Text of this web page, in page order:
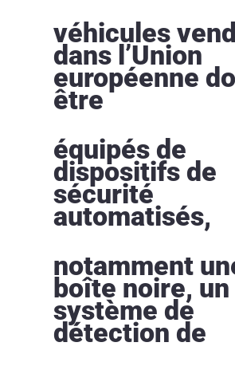
véhicules
dans l’Union
européenne
être
équipés de
dispositifs de
sécurité
automatisés,
notamment
boîte noire, un
système de
détection de